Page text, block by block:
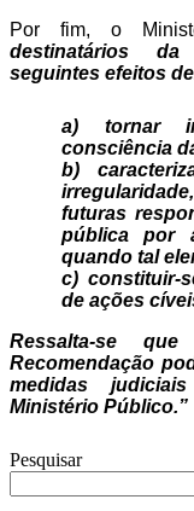
Por fim, o
destinatários
seguintes efeitos
a) tornar
consciência
b)
futuras
pública por
quando tal
c) constituir-
de ações
Ressalta-se
Recomendação
medidas
Ministério Público.”
Pesquisar